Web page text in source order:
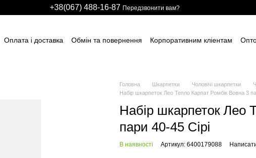
+38(067) 488-16-87 Передзвонити вам?
Оплата і доставка Обмін та повернення Корпоративним кліентам
Головна Шкарпетки Чоловічі шкарпетки
Набір шкарпеток Лео Тепло Карпат Ромбік Вовна 3
Набір шкарпеток Лео
пари 40-45 Сірі
В наявності Артикул: 6400179088